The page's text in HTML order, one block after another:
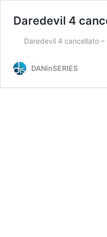
Daredevil 4
Daredevil 4 cancellato
DANinSERIES